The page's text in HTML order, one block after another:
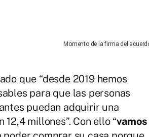
Momento de la firma del
que “desde 2019 hemos
para que las personas
puedan adquirir una
millones”. Con ello “vamos